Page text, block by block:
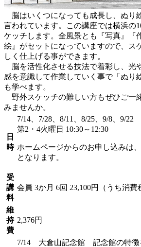
脳はいくつになっても成長し、ぬり
言われています。この講座では横浜の
ケッチします。全風景とも『写真』『
絵』がセットになっていますので、ス
しく仕上げる事ができます。
脳を活性化させる技法で着彩し、光
感を意識して作業していく事で「ぬり
も学べます。
野外スケッチの難しい方もぜひご一
みませんか。
日
時
7/14、7/28、8/11、8/25、9/8、9/22
第2・4火曜日 10:30～12:30
ホームページからのお申し込みは
となります。
受
講
料
会員 3か月 6回 23,100円（うち消費
維
持
費
2,376円
7/14 大倉山記念館 記念館の特徴